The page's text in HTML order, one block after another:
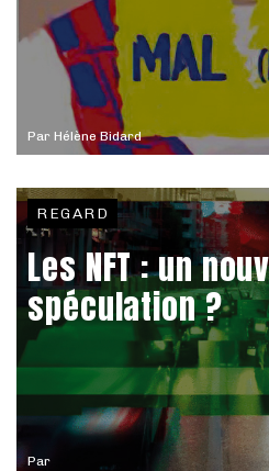
Par Hélène Bidard
Par
REGARD
Les NFT : un
spéculation ?